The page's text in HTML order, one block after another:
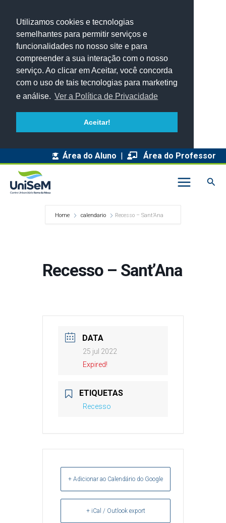
Utilizamos cookies e tecnologias
semelhantes para permitir serviços e
funcionalidades no nosso site e para
compreender a sua interação com o nosso
serviço. Ao clicar em Aceitar, você concorda
com o uso de tais tecnologias para marketing
e análise. Ver a Política de Privacidade
Aceitar!
Área do Aluno | Área do Professor
Home calendario Recesso – Sant’Ana
Recesso – Sant’Ana
DATA
25 jul 2022
Expired!
ETIQUETAS
Recesso
+ Adicionar ao Calendário do Google
+ iCal / Outlook export